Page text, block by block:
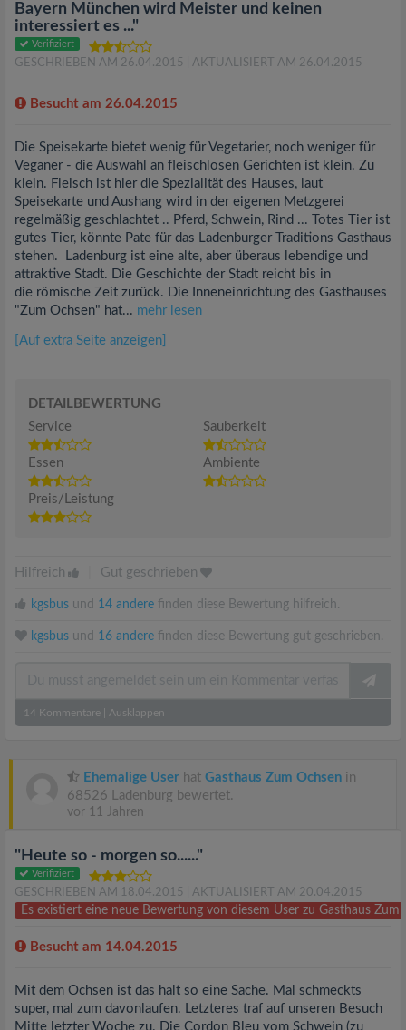
Bayern München wird Meister und keinen
interessiert es ..."
Verifiziert
GESCHRIEBEN AM 26.04.2015 | AKTUALISIERT AM 26.04.2015
Besucht am 26.04.2015
Die Speisekarte bietet wenig für Vegetarier, noch weniger für
Veganer - die Auswahl an fleischlosen Gerichten ist klein. Zu
klein. Fleisch ist hier die Spezialität des Hauses, laut
Speisekarte und Aushang wird in der eigenen Metzgerei
regelmäßig geschlachtet .. Pferd, Schwein, Rind ... Totes Tier ist
gutes Tier, könnte Pate für das Ladenburger Traditions Gasthaus
stehen. Ladenburg ist eine alte, aber überaus lebendige und
attraktive Stadt. Die Geschichte der Stadt reicht bis in
die römische Zeit zurück. Die Inneneinrichtung des Gasthauses
"Zum Ochsen" hat... mehr lesen
[Auf extra Seite anzeigen]
DETAILBEWERTUNG
Service
Sauberkeit
Essen Ambiente
Preis/Leistung
Hilfreich Gut geschrieben
kgsbus und 14 andere finden diese Bewertung hilfreich.
kgsbus und 16 andere finden diese Bewertung gut geschrieben.
14 Kommentare Ausklappen
Ehemalige User hat Gasthaus Zum Ochsen in
68526 Ladenburg bewertet.
vor 11 Jahren
"Heute so - morgen so......"
Verifiziert
GESCHRIEBEN AM 18.04.2015 | AKTUALISIERT AM 20.04.2015
Es existiert eine neue Bewertung von diesem User zu Gasthaus Zum
Besucht am 14.04.2015
Mit dem Ochsen ist das halt so eine Sache. Mal schmeckts
super, mal zum davonlaufen. Letzteres traf auf unseren Besuch
Mitte letzter Woche zu. Die Cordon Bleu vom Schwein (zu